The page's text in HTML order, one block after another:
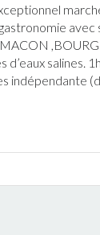
d’eaux salines.
indépendante